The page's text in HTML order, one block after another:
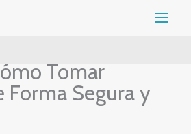
Tomar
Forma Segura y